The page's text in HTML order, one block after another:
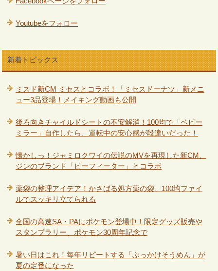
Youtubeをフォロー
新着トピックス
ミスド新CM ミセスとコラボ！「ミセスドーナツ」新メニ
ュー3品登場！メイキング動画も公開
後ろ向きチャイルドシートの不安解消！100均で「ベビー
ミラー」自作したら、運転中の安心感が段違いだった！
懐かしっ！ジャミロクワイの伝説のMVを再現した新CM、
ジンのブランド「ビーフィーター」とコラボ
薬袋の整理アイデア！かさばる処方薬の袋、100均ファイ
ルでスッキリ立てられる
全国の高速SA・PAにポケモン登場中！限定グッズ販売や
スタンプラリー、ポケモン30周年記念で
暑い日はこれ！毎年リピートする「ぶっかけそうめん」が
夏の定番になった